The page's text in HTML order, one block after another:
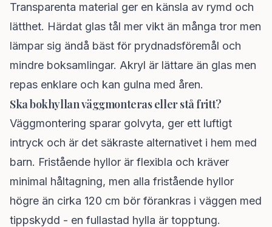
Transparenta material ger en känsla av rymd och
lätthet. Härdat glas tål mer vikt än många tror men
lämpar sig ändå bäst för prydnadsföremål och
mindre boksamlingar. Akryl är lättare än glas men
repas enklare och kan gulna med åren.
Ska bokhyllan väggmonteras eller stå fritt?
Väggmontering sparar golvyta, ger ett luftigt
intryck och är det säkraste alternativet i hem med
barn. Fristående hyllor är flexibla och kräver
minimal håltagning, men alla fristående hyllor
högre än cirka 120 cm bör förankras i väggen med
tippskydd - en fullastad hylla är topptung.